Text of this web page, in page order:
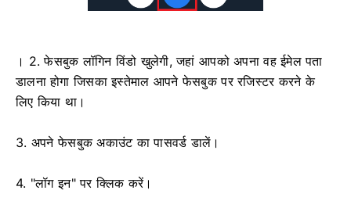
। 2. फेसबुक लॉगिन विंडो खुलेगी, जहां आपको अपना वह ईमेल पता
डालना होगा जिसका इस्तेमाल आपने फेसबुक पर रजिस्टर करने के
लिए किया था।
3. अपने फेसबुक अकाउंट का पासवर्ड डालें।
4. "लॉग इन" पर क्लिक करें।